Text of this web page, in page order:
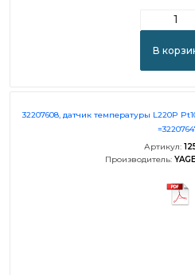
В
32207608, датчик температуры L220P
Артикул:
Производитель: